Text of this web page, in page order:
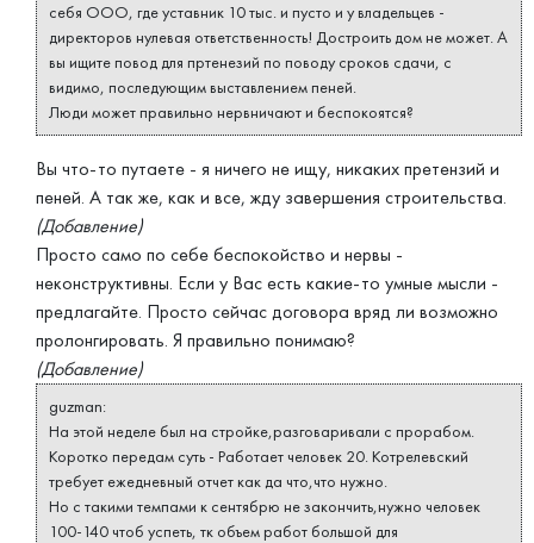
себя ООО, где уставник 10 тыс. и пусто и у владельцев -
директоров нулевая ответственность! Достроить дом не может. А
вы ищите повод для пртенезий по поводу сроков сдачи, с
видимо, последующим выставлением пеней.
Люди может правильно нервничают и беспокоятся?
Вы что-то путаете - я ничего не ищу, никаких претензий и
пеней. А так же, как и все, жду завершения строительства.
(Добавление)
Просто само по себе беспокойство и нервы -
неконструктивны. Если у Вас есть какие-то умные мысли -
предлагайте. Просто сейчас договора вряд ли возможно
пролонгировать. Я правильно понимаю?
(Добавление)
guzman:
На этой неделе был на стройке,разговаривали с прорабом.
Коротко передам суть - Работает человек 20. Котрелевский
требует ежедневный отчет как да что,что нужно.
Но с такими темпами к сентябрю не закончить,нужно человек
100-140 чтоб успеть, тк объем работ большой для